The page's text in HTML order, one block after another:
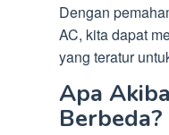
Dengan
AC, kita dapat
yang teratur
Apa
Berbeda?